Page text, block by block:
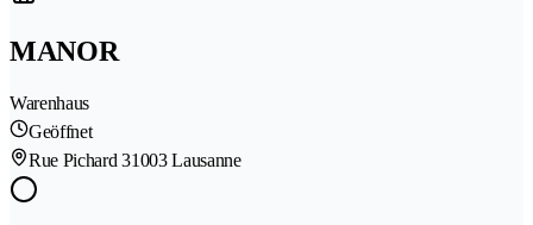
MANOR
Warenhaus
Geöffnet
Rue Pichard 31003 Lausanne